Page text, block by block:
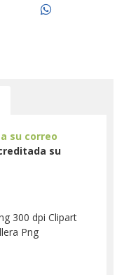
su correo
su
300 dpi Clipart
Png